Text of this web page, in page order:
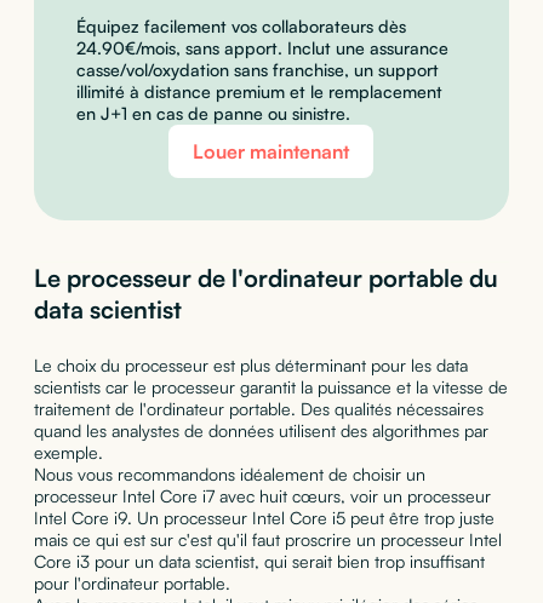
Équipez facilement vos collaborateurs dès
24.90€/mois, sans apport. Inclut une assurance
casse/vol/oxydation sans franchise, un support
illimité à distance premium et le remplacement
en J+1 en cas de panne ou sinistre.
Louer maintenant
Le processeur de l'ordinateur portable du
data scientist
Le choix du processeur est plus déterminant pour les data
scientists car le processeur garantit la puissance et la vitesse de
traitement de l'ordinateur portable. Des qualités nécessaires
quand les analystes de données utilisent des algorithmes par
exemple.
Nous vous recommandons idéalement de choisir un
processeur Intel Core i7 avec huit cœurs, voir un processeur
Intel Core i9. Un processeur Intel Core i5 peut être trop juste
mais ce qui est sur c'est qu'il faut proscrire un processeur Intel
Core i3 pour un data scientist, qui serait bien trop insuffisant
pour l'ordinateur portable.